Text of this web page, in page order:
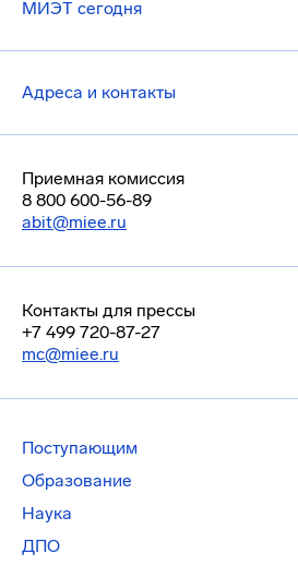
МИЭТ сегодня
Адреса и контакты
Приемная комиссия
8 800 600-56-89
abit@miee.ru
Контакты для прессы
+7 499 720-87-27
mc@miee.ru
Поступающим
Образование
Наука
ДПО